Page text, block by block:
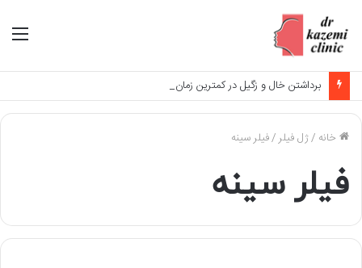
خانه /ژل فیلر/فیلر سینه
فیلر سینه